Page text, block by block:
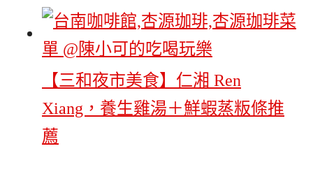
【三和夜市美食】仁湘 Ren
Xiang，養生雞湯＋鮮蝦蒸粄條推
薦